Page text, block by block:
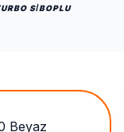
SİBOPLU